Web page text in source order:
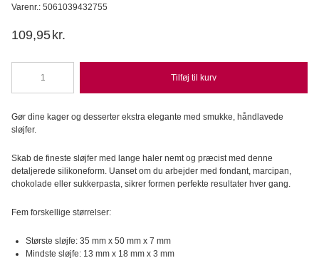
Varenr.: 5061039432755
109,95 kr.
with
Tails,
Silikone
-
Katy
Sue
Tilføj til kurv
Gør dine kager og desserter ekstra elegante med smukke, håndlavede
sløjfer.
Skab de fineste sløjfer med lange haler nemt og præcist med denne
detaljerede silikoneform. Uanset om du arbejder med fondant, marcipan,
chokolade eller sukkerpasta, sikrer formen perfekte resultater hver gang.
Fem forskellige størrelser:
Største sløjfe: 35 mm x 50 mm x 7 mm
Mindste sløjfe: 13 mm x 18 mm x 3 mm